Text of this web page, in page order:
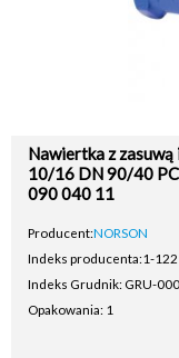
Nawiertka z zasuwą
10/16 DN 90/40
090 040 11
Producent:NORSON
Indeks producenta:1-
Indeks Grudnik: GRU-
Opakowania: 1